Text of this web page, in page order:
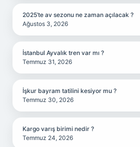
2025’te av sezonu ne zaman açılacak ?
Ağustos 3, 2026
İstanbul Ayvalık tren var mı ?
Temmuz 31, 2026
İşkur bayram tatilini kesiyor mu ?
Temmuz 30, 2026
Kargo varış birimi nedir ?
Temmuz 24, 2026